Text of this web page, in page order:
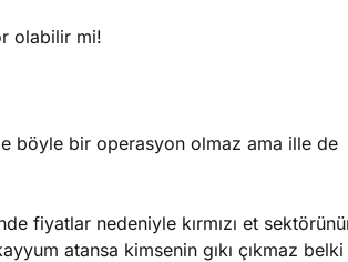
olabilir mi!
böyle bir operasyon olmaz ama ille de
fiyatlar nedeniyle kırmızı et
atansa kimsenin gıkı çıkmaz belki